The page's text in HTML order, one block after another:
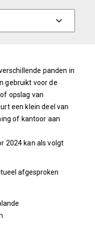
panden in
gebruikt voor de
opslag van
een klein deel van
of kantoor aan
2024 kan als volgt
afgesproken